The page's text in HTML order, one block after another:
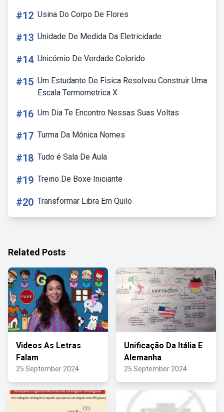
#12 Usina Do Corpo De Flores
#13 Unidade De Medida Da Eletricidade
#14 Unicórnio De Verdade Colorido
#15 Um Estudante De Fisica Resolveu Construir Uma
Escala Termometrica X
#16 Um Dia Te Encontro Nessas Suas Voltas
#17 Turma Da Mônica Nomes
#18 Tudo é Sala De Aula
#19 Treino De Boxe Iniciante
#20 Transformar Libra Em Quilo
Related Posts
Videos As Letras
Falam
25 September 2024
Unificação Da Itália E
Alemanha
25 September 2024